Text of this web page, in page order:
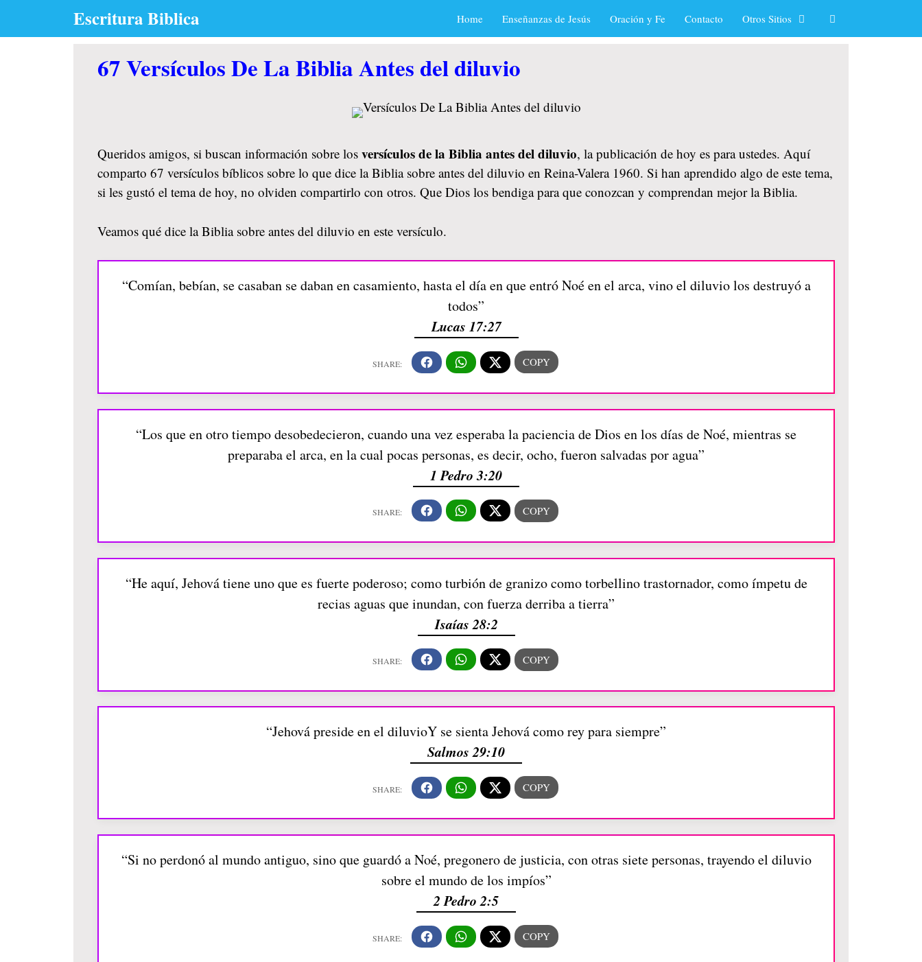
Escritura Biblica Home Enseñanzas de Jesús Oración y Fe Contacto Otros Sitios
67 Versículos De La Biblia Antes del diluvio
Queridos amigos, si buscan información sobre los versículos de la Biblia antes del diluvio, la publicación de hoy es para ustedes. Aquí
comparto 67 versículos bíblicos sobre lo que dice la Biblia sobre antes del diluvio en Reina-Valera 1960. Si han aprendido algo de este tema,
si les gustó el tema de hoy, no olviden compartirlo con otros. Que Dios los bendiga para que conozcan y comprendan mejor la Biblia.
Veamos qué dice la Biblia sobre antes del diluvio en este versículo.
“Comían, bebían, se casaban se daban en casamiento, hasta el día en que entró Noé en el arca, vino el diluvio los destruyó a
todos”
Lucas 17:27
“Los que en otro tiempo desobedecieron, cuando una vez esperaba la paciencia de Dios en los días de Noé, mientras se
preparaba el arca, en la cual pocas personas, es decir, ocho, fueron salvadas por agua”
1 Pedro 3:20
“He aquí, Jehová tiene uno que es fuerte poderoso; como turbión de granizo como torbellino trastornador, como ímpetu de
recias aguas que inundan, con fuerza derriba a tierra”
Isaías 28:2
“Jehová preside en el diluvioY se sienta Jehová como rey para siempre”
Salmos 29:10
“Si no perdonó al mundo antiguo, sino que guardó a Noé, pregonero de justicia, con otras siete personas, trayendo el diluvio
sobre el mundo de los impíos”
2 Pedro 2:5